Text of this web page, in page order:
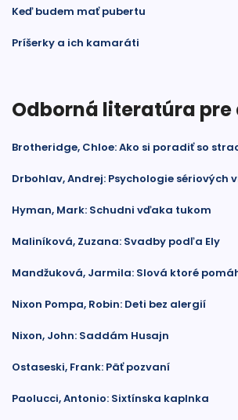
Keď budem mať pubertu
Príšerky a ich kamaráti
Odborná literatúra pre
Brotheridge, Chloe: Ako si poradiť so
Drbohlav, Andrej: Psychologie sériových
Hyman, Mark: Schudni vďaka tukom
Maliníková, Zuzana: Svadby podľa Ely
Mandžuková, Jarmila: Slová ktoré
Nixon Pompa, Robin: Deti bez alergií
Nixon, John: Saddám Husajn
Ostaseski, Frank: Päť pozvaní
Paolucci, Antonio: Sixtínska kaplnka